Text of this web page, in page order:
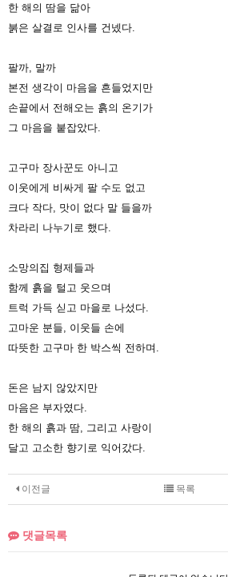
한 해의 땀을 닮아
붉은 살결로 인사를 건넸다.
팔까, 말까
본전 생각이 마음을 흔들었지만
손끝에서 전해오는 흙의 온기가
그 마음을 붙잡았다.
고구마 장사꾼도 아니고
이웃에게 비싸게 팔 수도 없고
크다 작다, 맛이 없다 말 들을까
차라리 나누기로 했다.
소망의집 형제들과
함께 흙을 털고 웃으며
트럭 가득 싣고 마을로 나섰다.
고마운 분들, 이웃들 손에
따뜻한 고구마 한 박스씩 전하며.
돈은 남지 않았지만
마음은 부자였다.
한 해의 흙과 땀, 그리고 사랑이
달고 고소한 향기로 익어갔다.
이전글 목록
댓글목록